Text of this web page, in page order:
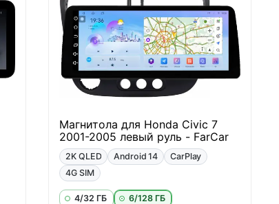
Магнитола для Honda Civic 7
2001-2005 левый руль - FarCar
2K QLED Android 14
CarPlay
4G SIM
4/32 ГБ 6/128 ГБ